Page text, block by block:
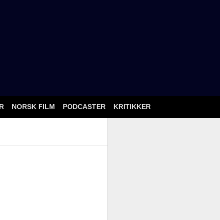
NORSK FILM PODCASTER KRITIKKER